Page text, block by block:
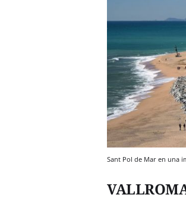
Sant Pol de Mar en una